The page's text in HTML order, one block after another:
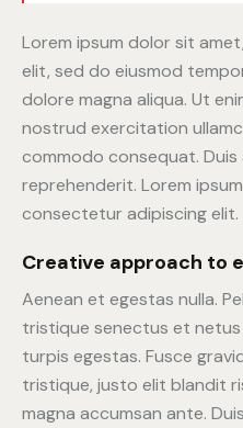
Lorem ipsum dolor sit
elit, sed do eiusmod
dolore magna aliqua. Ut
nostrud exercitation
commodo consequat.
reprehenderit. Lorem
consectetur adipiscing elit.
Creative approach to
Aenean et egestas nulla.
tristique senectus et
turpis egestas. Fusce
tristique, justo elit blandit
magna accumsan ante.